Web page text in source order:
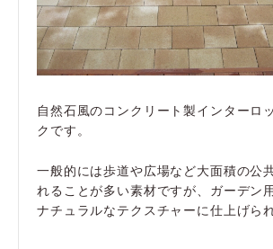
自然石風のコンクリート製インターロ
クです。
一般的には歩道や広場など大面積の公
れることが多い素材ですが、ガーデン
ナチュラルなテクスチャーに仕上げら